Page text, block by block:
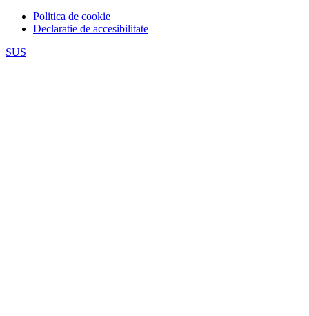
Politica de cookie
Declaratie de accesibilitate
SUS